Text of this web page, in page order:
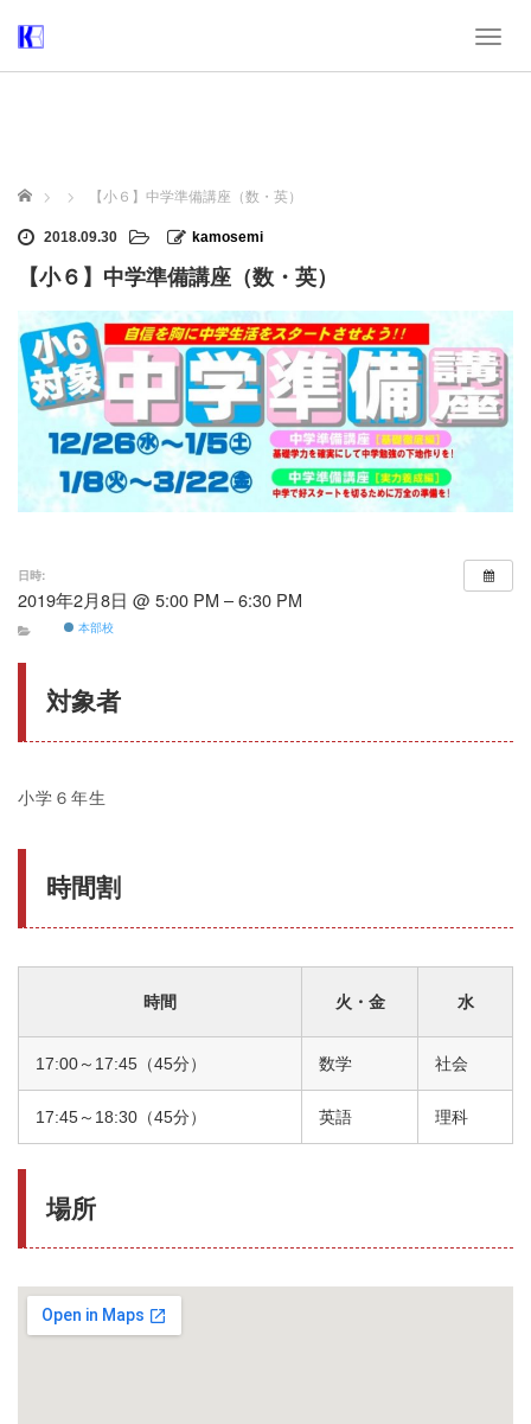
T
i
o
n
ホーム 【小６】中学準備講座（数・英）
2018.09.30 kamosemi
【小６】中学準備講座（数・英）
日時:
2019年2月8日 @ 5:00 PM – 6:30 PM
本部校
対象者
小学６年生
時間割
時間 火・金 水
17:00～17:45（45分） 数学 社会
17:45～18:30（45分） 英語 理科
場所